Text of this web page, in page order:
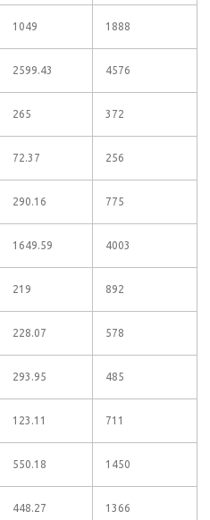
1049 1888
2599.43 4576
265 372
72.37 256
290.16 775
1649.59 4003
219 892
228.07 578
293.95 485
123.11 711
550.18 1450
448.27 1366